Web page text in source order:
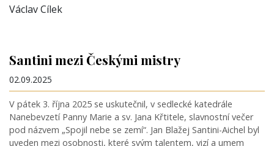
Václav Cílek
Santini mezi Českými mistry
02.09.2025
V pátek 3. října 2025 se uskutečnil, v sedlecké katedrále
Nanebevzetí Panny Marie a sv. Jana Křtitele, slavnostní večer
pod názvem „Spojil nebe se zemí“. Jan Blažej Santini-Aichel byl
uveden mezi osobnosti, které svým talentem, vizí a umem